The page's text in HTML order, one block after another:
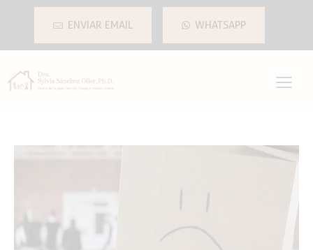
ENVIAR EMAIL WHATSAPP